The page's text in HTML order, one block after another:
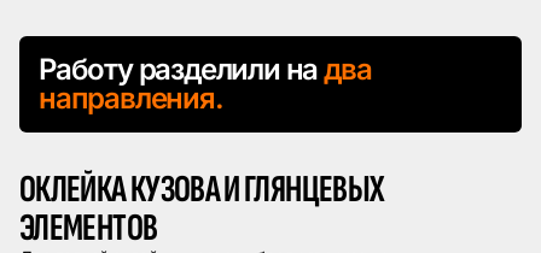
Работу разделили надва
направления.
ОКЛЕЙКА КУЗОВА И ГЛЯНЦЕВЫХ
ЭЛЕМЕНТОВ